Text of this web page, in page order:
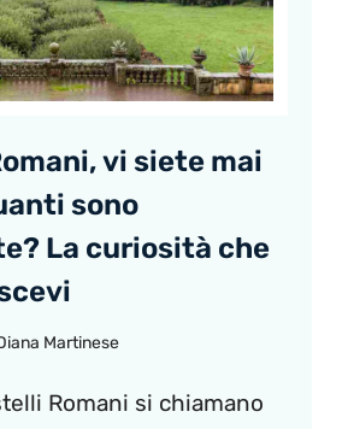
vi siete mai
sono
La curiosità che
Martinese
Romani si chiamano